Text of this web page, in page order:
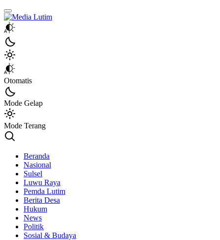
Media Lutim
Info untuk Lutim
Otomatis
Mode Gelap
Mode Terang
Beranda
Nasional
Sulsel
Luwu Raya
Pemda Lutim
Berita Desa
Hukum
News
Politik
Sosial & Budaya